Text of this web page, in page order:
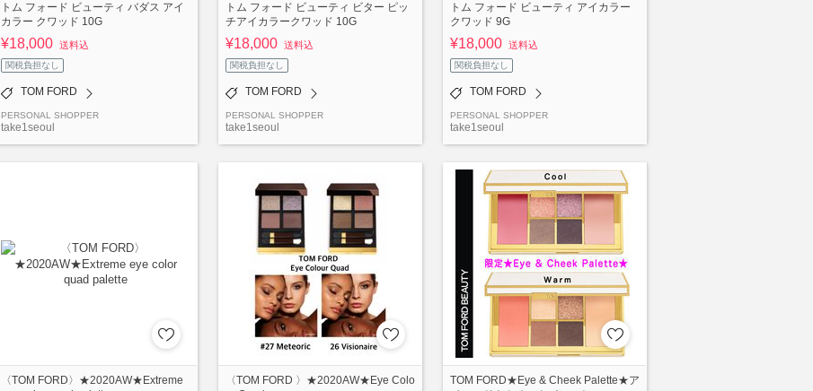
トム フォード ビューティ バダス アイ
カラー クワッド 10G
¥18,000 送料込
関税負担なし
TOM FORD
PERSONAL SHOPPER
take1seoul
トム フォード ビューティ ビター ピッ
チアイカラークワッド 10G
¥18,000 送料込
関税負担なし
TOM FORD
PERSONAL SHOPPER
take1seoul
トム フォード ビューティ アイカラー
クワッド 9G
¥18,000 送料込
関税負担なし
TOM FORD
PERSONAL SHOPPER
take1seoul
〈TOM FORD〉★2020AW★Extreme
〈TOM FORD 〉★2020AW★Eye Colo
TOM FORD★Eye & Cheek Palette★ア